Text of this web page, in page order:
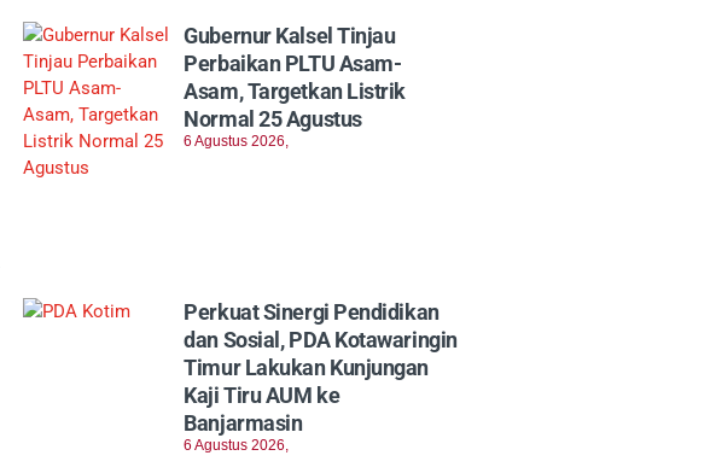
Gubernur Kalsel Tinjau
Perbaikan PLTU Asam-
Asam, Targetkan Listrik
Normal 25 Agustus
6 Agustus 2026,
Perkuat Sinergi Pendidikan
dan Sosial, PDA Kotawaringin
Timur Lakukan Kunjungan
Kaji Tiru AUM ke
Banjarmasin
6 Agustus 2026,